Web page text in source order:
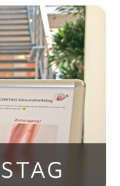
Aktivitäten
können sich
oder nach
und